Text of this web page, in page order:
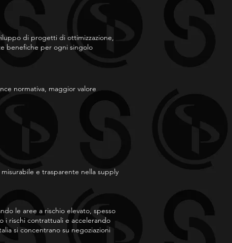
di progetti di ottimizzazione,
benefiche per ogni singolo
normativa, maggior valore
e trasparente nella supply
le aree a rischio elevato, spesso
i rischi contrattuali e accelerando
si concentrano su negoziazioni